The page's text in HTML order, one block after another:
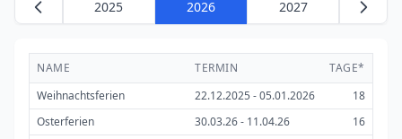
2025 2026 2027
NAME TERMIN
TAGE*
Weihnachtsferien
22.12.2025 - 05.01.2026
18
Osterferien
30.03.26 - 11.04.26
16